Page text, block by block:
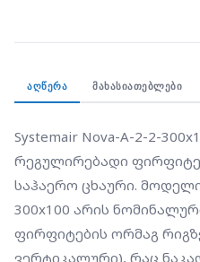
სივრცეებისთვის, სადაც
ფართო გაშლა კედლიდან
ᲐᲦᲬᲔᲠᲐ ᲛᲐᲮᲐᲡᲘᲐᲗᲔᲑᲚᲔᲑᲘ
Systemair Nova-A-2-2-
რეგულირებადი
საჰაერო ცხაური.
300x100 არის
ფირფიტების ორმაგ
ვერტიკალური), რაც